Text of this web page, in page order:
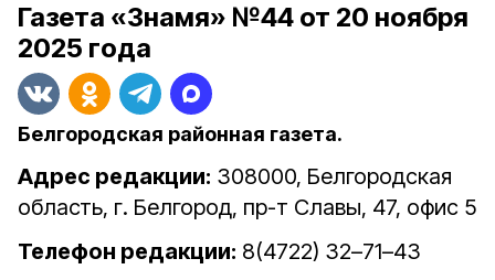
Газета «Знамя» №44 от 20 ноября
2025 года
Белгородская районная газета.
Адрес редакции: 308000, Белгородская
область, г. Белгород, пр-т Славы, 47, офис 5
Телефон редакции: 8(4722) 32–71–43